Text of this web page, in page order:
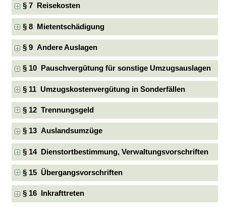
§ 7 Reisekosten
§ 8 Mietentschädigung
§ 9 Andere Auslagen
§ 10 Pauschvergütung für sonstige Umzugsauslagen
§ 11 Umzugskostenvergütung in Sonderfällen
§ 12 Trennungsgeld
§ 13 Auslandsumzüge
§ 14 Dienstortbestimmung, Verwaltungsvorschriften
§ 15 Übergangsvorschriften
§ 16 Inkrafttreten